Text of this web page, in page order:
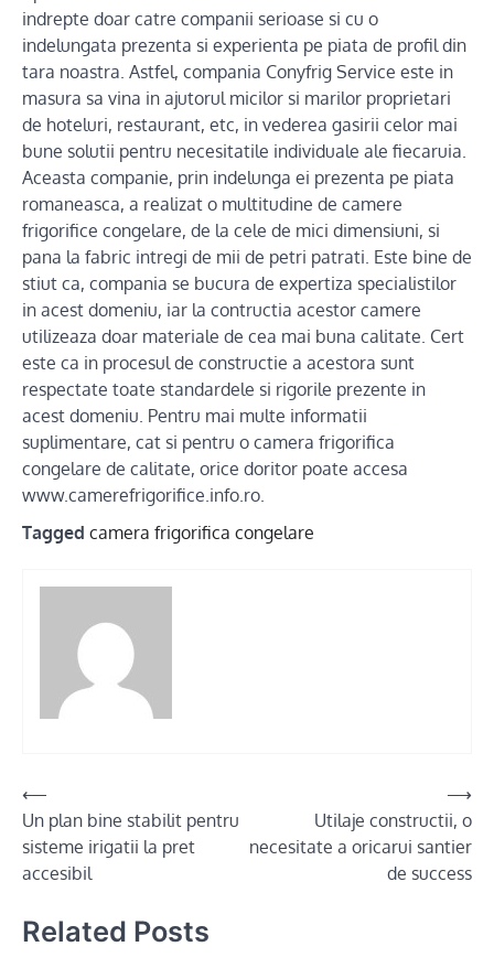
indrepte doar catre companii serioase si cu o
indelungata prezenta si experienta pe piata de profil din
tara noastra. Astfel, compania Conyfrig Service este in
masura sa vina in ajutorul micilor si marilor proprietari
de hoteluri, restaurant, etc, in vederea gasirii celor mai
bune solutii pentru necesitatile individuale ale fiecaruia.
Aceasta companie, prin indelunga ei prezenta pe piata
romaneasca, a realizat o multitudine de camere
frigorifice congelare, de la cele de mici dimensiuni, si
pana la fabric intregi de mii de petri patrati. Este bine de
stiut ca, compania se bucura de expertiza specialistilor
in acest domeniu, iar la contructia acestor camere
utilizeaza doar materiale de cea mai buna calitate. Cert
este ca in procesul de constructie a acestora sunt
respectate toate standardele si rigorile prezente in
acest domeniu. Pentru mai multe informatii
suplimentare, cat si pentru o camera frigorifica
congelare de calitate, orice doritor poate accesa
www.camerefrigorifice.info.ro.
Tagged camera frigorifica congelare
Post
navigation
⟵
Un plan bine stabilit pentru
sisteme irigatii la pret
accesibil
Utilaje constructii, o
necesitate a oricarui santier
de success
⟶
Related Posts